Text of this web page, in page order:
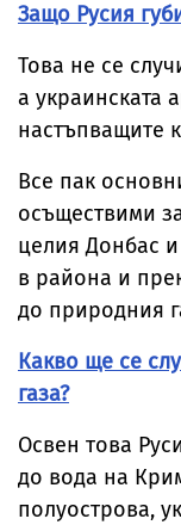
Защо Русия
Това не се
а украинската
настъпващите
Все пак
осъществими
целия Донбас
в района и
до природния
Какво ще се
газа?
Освен това
до вода на
полуострова,